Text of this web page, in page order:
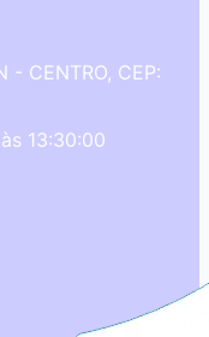
- CENTRO, CEP:
13:30:00